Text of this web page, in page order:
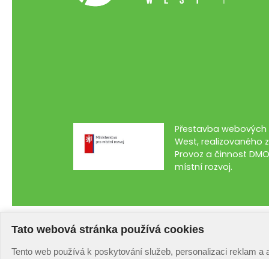
Přestavba
West, realizovaného
Provoz a činnost
místní rozvoj.
Tato webová stránka používá cookies
Tento web používá k poskytování služeb, personalizaci reklam